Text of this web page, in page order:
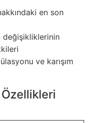
en son
değişikliklerinin
ve karışım